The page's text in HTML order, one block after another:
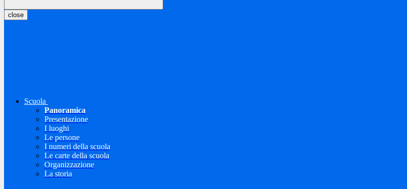
close
Scuola
Panoramica
Presentazione
I luoghi
Le persone
I numeri della scuola
Le carte della scuola
Organizzazione
La storia